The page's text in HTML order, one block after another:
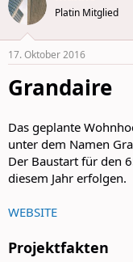
t
i
s
Platin Mitglied
17. Oktober 2016
Grandaire
Das geplante
unter dem Namen
Der Baustart für den
diesem Jahr erfolgen.
WEBSITE
Projektfakten